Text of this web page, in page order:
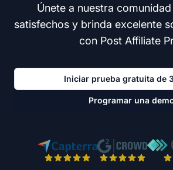
Únete a nuestra
satisfechos y brinda excelente
con Post Affiliate
Iniciar prueba gratuita de
Programar una